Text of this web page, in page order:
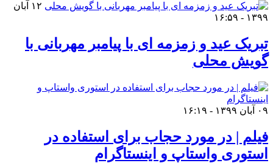
۱۲ آبان
۱۳۹۹ - ۱۶:۵۹
تبریک عید و زمزمه ای با پیامبر مهربانی با
گویش محلی
۰۹ آبان ۱۳۹۹ - ۱۶:۱۹
فیلم | در مورد حجاب برای استفاده در
استوری واستاپ و اینستاگرام